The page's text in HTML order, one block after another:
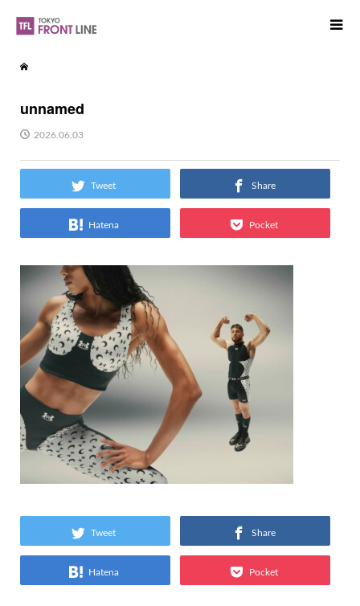
unnamed
2026.06.03
Tweet Share
Hatena Pocket
Tweet Share
Hatena Pocket